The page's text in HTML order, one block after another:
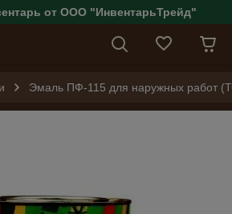
от ООО "ИнвентарьТрейд"
Эмаль ПФ-115 для наружных